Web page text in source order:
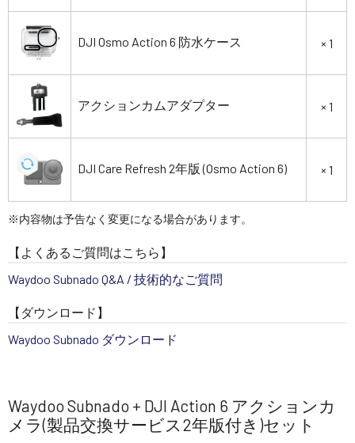
DJI Osmo Action 6 防水ケース × 1
アクションカムアダプター × 1
DJI Care Refresh 2年版 (Osmo Action 6) × 1
※内容物は予告なく変更になる場合があります。
【よくあるご質問はこちら】
Waydoo Subnado Q&A / 技術的なご質問
【ダウンロード】
Waydoo Subnado ダウンロード
Waydoo Subnado + DJI Action 6 アクションカ
メラ(製品交換サービス2年版付き)セット